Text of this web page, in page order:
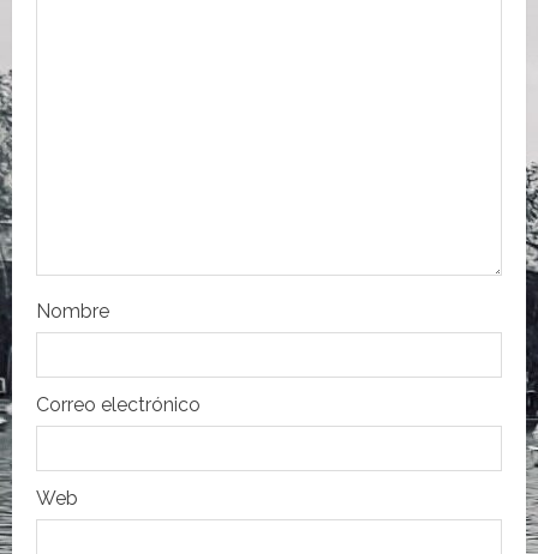
t
r
a
d
a
s
Nombre
Correo electrónico
Web